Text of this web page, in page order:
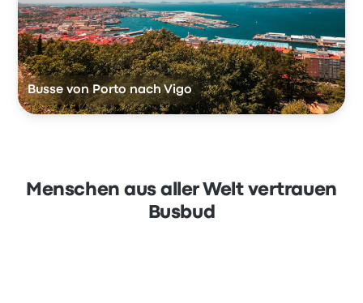
Busse von Porto nach Vigo
Menschen aus aller Welt vertrauen
Busbud